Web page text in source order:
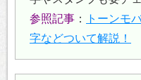
参照記事 ：
トーンモ
字などついて解説！